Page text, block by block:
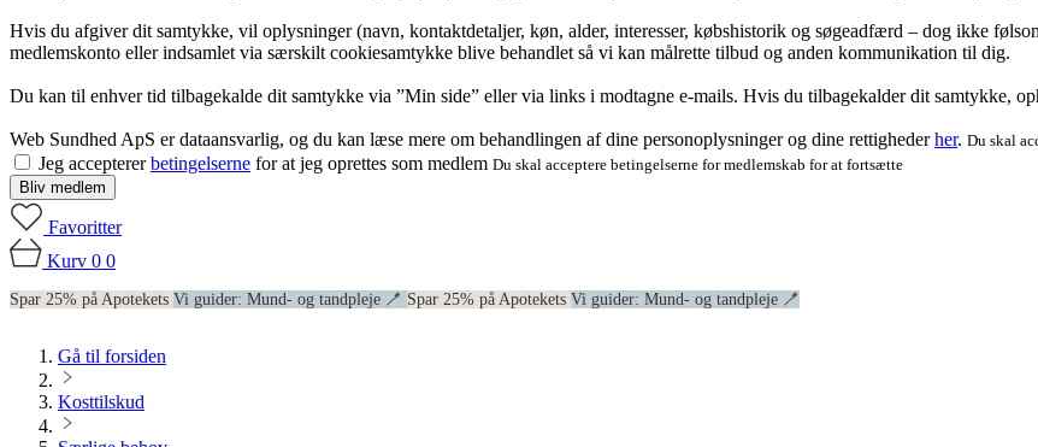
Hvis du afgiver dit samtykke, vil oplysninger (navn, kontaktdetaljer, køn, alder, interesser, købshistorik og søgeadfærd – dog ikke
medlemskonto eller indsamlet via særskilt cookiesamtykke blive behandlet så vi kan målrette tilbud og anden kommunikation til dig.
Du kan til enhver tid tilbagekalde dit samtykke via ”Min side” eller via links i modtagne e-mails. Hvis du tilbagekalder dit samtykke,
Web Sundhed ApS er dataansvarlig, og du kan læse mere om behandlingen af dine personoplysninger og dine rettighederher. Du skal
Jeg acceptererbetingelserne for at jeg oprettes som medlem Du skal acceptere betingelserne for medlemskab for at fortsætte
Bliv medlem
Favoritter
Kurv 0 0
Spar 25% på Apotekets Vi guider: Mund- og tandpleje 🪥 Spar 25% på Apotekets Vi guider: Mund- og tandpleje 🪥
Gå til forsiden
Kosttilskud